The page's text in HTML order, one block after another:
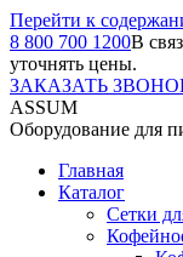
Перейти к
8 800 700 1200В
уточнять цены.
ЗАКАЗАТЬ
ASSUM
Оборудование для
Главная
Каталог
Сетки